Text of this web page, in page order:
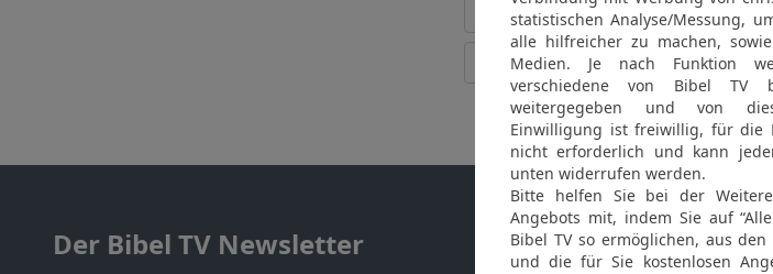
Der Bibel TV Newsletter Mediathek